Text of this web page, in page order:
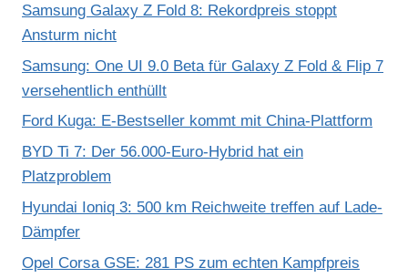
Samsung Galaxy Z Fold 8: Rekordpreis stoppt
Ansturm nicht
Samsung: One UI 9.0 Beta für Galaxy Z Fold & Flip 7
versehentlich enthüllt
Ford Kuga: E-Bestseller kommt mit China-Plattform
BYD Ti 7: Der 56.000-Euro-Hybrid hat ein
Platzproblem
Hyundai Ioniq 3: 500 km Reichweite treffen auf Lade-
Dämpfer
Opel Corsa GSE: 281 PS zum echten Kampfpreis